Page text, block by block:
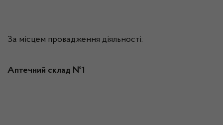
За місцем провадження діяльності:
Аптечний склад №1